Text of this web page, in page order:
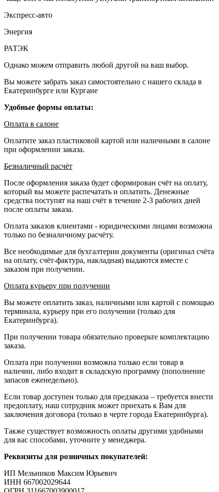
Экспресс-авто
Энергия
РАТЭК
Однако можем отправить любой другой на ваш выбор.
Вы можете забрать заказ самостоятельно с нашего склада в
Екатеринбурге или Кургане
Удобные формы оплаты:
Оплата в салоне
Оплатите заказ пластиковой картой или наличными в салоне
при оформлении заказа.
Безналичный расчёт
После оформления заказа будет сформирован счёт на оплату,
который вы можете распечатать и оплатить. Денежные
средства поступят на наш счёт в течение 2-3 рабочих дней
после оплаты заказа.
Оплата заказов клиентами - юридическими лицами возможна
только по безналичному расчёту.
Все необходимые для бухгалтерии документы (оригинал счёта
на оплату, счёт-фактура, накладная) выдаются вместе с
заказом при получении.
Оплата курьеру при получении
Вы можете оплатить заказ, наличными или картой с помощью
терминала, курьеру при его получении (только для
Екатеринбурга).
При получении товара обязательно проверьте комплектацию
заказа.
Оплата при получении возможна только если товар в
наличии, либо входит в складскую программу (пополнение
запасов еженедельно).
Если товар доступен только для предзаказа – требуется внести
предоплату, наш сотрудник может приехать к Вам для
заключения договора (только в черте города Екатеринбурга).
Также существует возможность оплаты другими удобными
для вас способами, уточните у менеджера.
Реквизиты для розничных покупателей:
ИП Мельников Максим Юрьевич
ИНН 667002029644